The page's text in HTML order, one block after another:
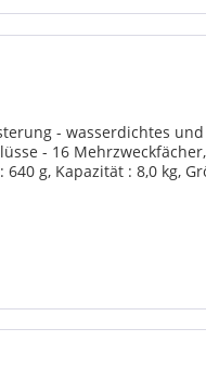
- wasserdichtes und
- 16
g, Kapazität : 8,0 kg,